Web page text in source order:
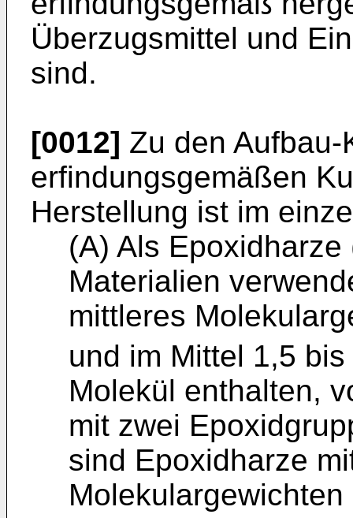
Überzugsmittel und
sind.
[0012] Zu den
erfindungsgemäßen
Herstellung ist im
(A) Als
Materialien
mittleres
und im Mittel 1,5
Molekül enthalten,
mit zwei
sind Epoxidharze
Molekulargewichten